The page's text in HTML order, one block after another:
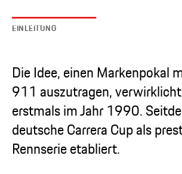
EINLEITUNG
Die Idee, einen Markenpokal
911 auszutragen,
erstmals im Jahr 1990.
deutsche Carrera Cup als
Rennserie etabliert.